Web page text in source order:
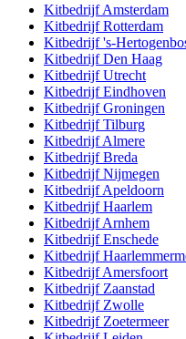
KitbedrijfAmsterdam
KitbedrijfRotterdam
Kitbedrijf's-
KitbedrijfDen Haag
KitbedrijfUtrecht
KitbedrijfEindhoven
KitbedrijfGroningen
KitbedrijfTilburg
KitbedrijfAlmere
KitbedrijfBreda
KitbedrijfNijmegen
KitbedrijfApeldoorn
KitbedrijfHaarlem
KitbedrijfArnhem
KitbedrijfEnschede
Kitbedrijf
KitbedrijfAmersfoort
Kitbedrijf Zaanstad
Kitbedrijf Zwolle
Kitbedrijf Zoetermeer